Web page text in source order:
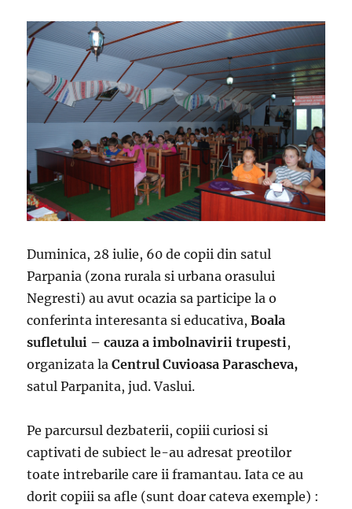
Duminica, 28 iulie, 60 de copii din satul
Parpania (zona rurala si urbana orasului
Negresti) au avut ocazia sa participe la o
conferinta interesanta si educativa,Boala
sufletului – cauza a imbolnavirii trupesti,
organizata laCentrul Cuvioasa Parascheva,
satul Parpanita, jud. Vaslui.
Pe parcursul dezbaterii, copiii curiosi si
captivati de subiect le-au adresat preotilor
toate intrebarile care ii framantau. Iata ce au
dorit copiii sa afle (sunt doar cateva exemple) :